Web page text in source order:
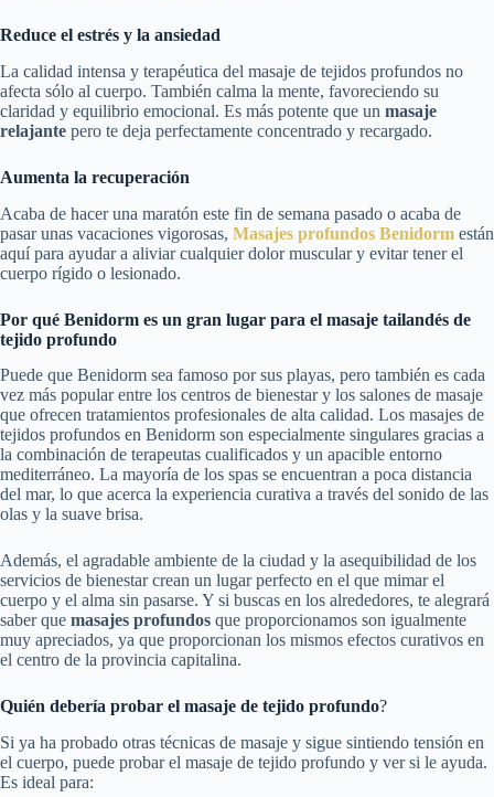
Reduce el estrés y la ansiedad
La calidad intensa y terapéutica del masaje de tejidos profundos no
afecta sólo al cuerpo. También calma la mente, favoreciendo su
claridad y equilibrio emocional. Es más potente que un masaje
relajante pero te deja perfectamente concentrado y recargado.
Aumenta la recuperación
Acaba de hacer una maratón este fin de semana pasado o acaba de
pasar unas vacaciones vigorosas, Masajes profundos Benidorm están
aquí para ayudar a aliviar cualquier dolor muscular y evitar tener el
cuerpo rígido o lesionado.
Por qué Benidorm es un gran lugar para el masaje tailandés de
tejido profundo
Puede que Benidorm sea famoso por sus playas, pero también es cada
vez más popular entre los centros de bienestar y los salones de masaje
que ofrecen tratamientos profesionales de alta calidad. Los masajes de
tejidos profundos en Benidorm son especialmente singulares gracias a
la combinación de terapeutas cualificados y un apacible entorno
mediterráneo. La mayoría de los spas se encuentran a poca distancia
del mar, lo que acerca la experiencia curativa a través del sonido de las
olas y la suave brisa.
Además, el agradable ambiente de la ciudad y la asequibilidad de los
servicios de bienestar crean un lugar perfecto en el que mimar el
cuerpo y el alma sin pasarse. Y si buscas en los alrededores, te alegrará
saber que masajes profundos que proporcionamos son igualmente
muy apreciados, ya que proporcionan los mismos efectos curativos en
el centro de la provincia capitalina.
Quién debería probar el masaje de tejido profundo?
Si ya ha probado otras técnicas de masaje y sigue sintiendo tensión en
el cuerpo, puede probar el masaje de tejido profundo y ver si le ayuda.
Es ideal para: